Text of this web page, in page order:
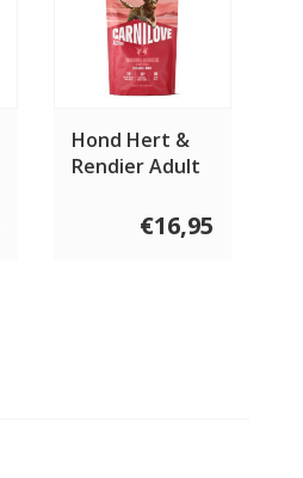
Hond Hert &
Rendier Adult
€16,95